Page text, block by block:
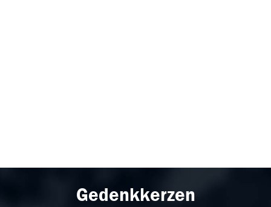
Gedenkkerzen